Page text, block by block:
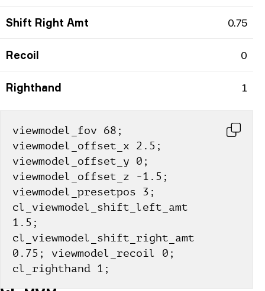
Shift Right Amt 0.75
Recoil 0
Righthand 1
viewmodel_fov 68;
viewmodel_offset_x 2.5;
viewmodel_offset_y 0;
viewmodel_offset_z -1.5;
viewmodel_presetpos 3;
cl_viewmodel_shift_left_amt
1.5;
cl_viewmodel_shift_right_amt
0.75; viewmodel_recoil 0;
cl_righthand 1;